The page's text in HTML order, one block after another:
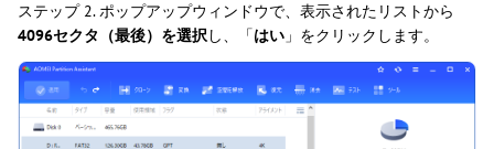
ステップ 2. ポップアップウィンドウで、表示されたリストから
4096セクタ（最後）を選択し、「はい 」をクリックします。